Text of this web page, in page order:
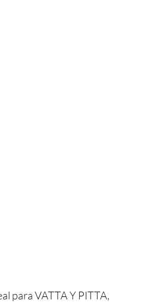
para VATTA Y PITTA,